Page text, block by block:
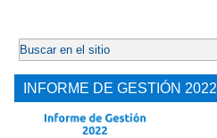
.
INFORME DE GESTIÓN 2022